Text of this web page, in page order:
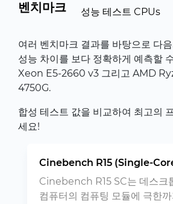
벤치마크 성능 테스트 CPUs
여러 벤치마크 결과를 바탕으로 다
성능 차이를 보다 정확하게 예측할
Xeon E5-2660 v3 그리고 AMD
4750G.
합성 테스트 값을 비교하여 최고의
세요!
Cinebench R15 (Single-
Cinebench R15 SC는 데스크
컴퓨터의 컴퓨팅 모듈에 극한